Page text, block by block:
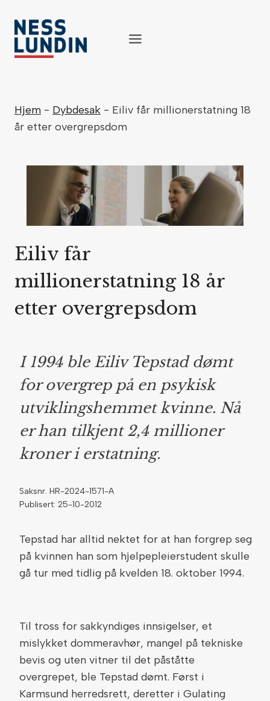
content
Hjem - Dybdesak - Eiliv får millionerstatning 18
år etter overgrepsdom
Eiliv får
millionerstatning 18 år
etter overgrepsdom
I 1994 ble Eiliv Tepstad dømt
for overgrep på en psykisk
utviklingshemmet kvinne. Nå
er han tilkjent 2,4 millioner
kroner i erstatning.
Saksnr. HR-2024-1571-A
Publisert: 25-10-2012
Tepstad har alltid nektet for at han forgrep seg
på kvinnen han som hjelpepleierstudent skulle
gå tur med tidlig på kvelden 18. oktober 1994.
Til tross for sakkyndiges innsigelser, et
mislykket dommeravhør, mangel på tekniske
bevis og uten vitner til det påståtte
overgrepet, ble Tepstad dømt. Først i
Karmsund herredsrett, deretter i Gulating